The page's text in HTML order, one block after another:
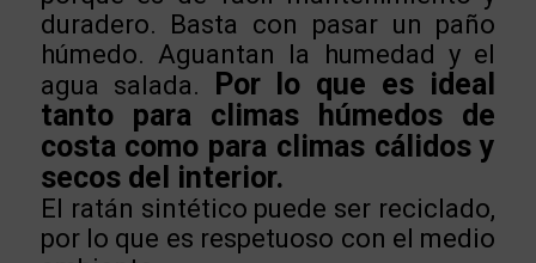
duradero. Basta con pasar un paño
húmedo. Aguantan la humedad y el
agua salada.
Por lo que es ideal
tanto para climas húmedos de
costa como para climas cálidos y
secos del interior.
El ratán sintético puede ser reciclado,
por lo que es respetuoso con el medio